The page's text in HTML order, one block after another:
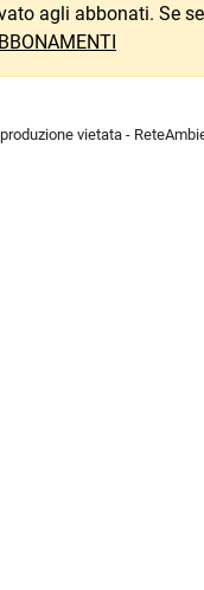
agli abbonati. Se
vietata -